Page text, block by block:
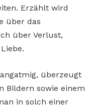
Erzählt wird
über das
über Verlust,
überzeugt
Bildern sowie einem
in solch einer